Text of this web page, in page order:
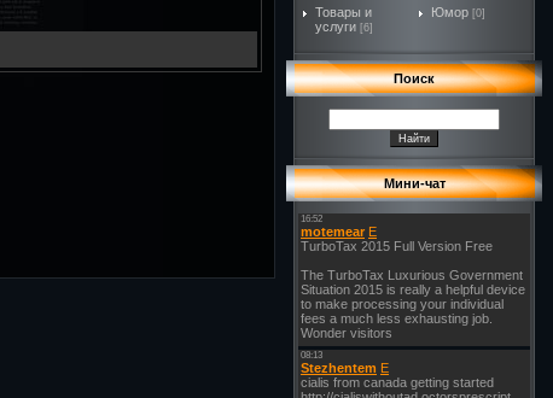
Товары и
услуги [6]
Юмор [0]
Поиск
Мини-чат